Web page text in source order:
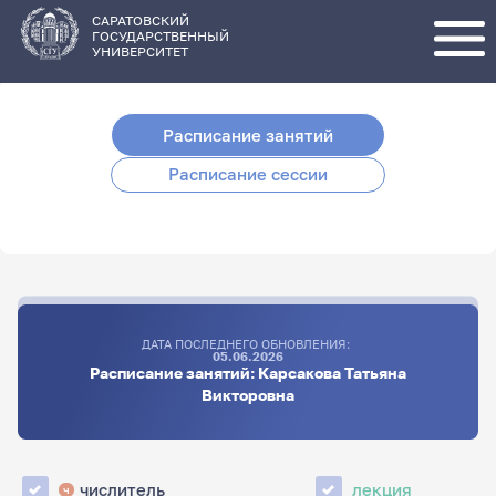
основному
содержанию
САРАТОВСКИЙ
ГОСУДАРСТВЕННЫЙ
УНИВЕРСИТЕТ
Расписание занятий
Расписание сессии
ДАТА ПОСЛЕДНЕГО ОБНОВЛЕНИЯ:
05.06.2026
Расписание занятий: Карсакова Татьяна
Викторовна
ч числитель
лекция